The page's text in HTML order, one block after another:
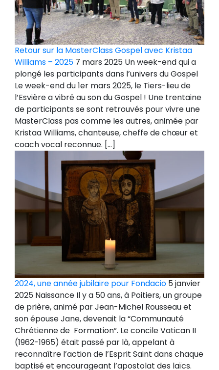
Retour sur la MasterClass Gospel avec Kristaa
Williams – 2025 7 mars 2025 Un week-end qui a
plongé les participants dans l’univers du Gospel
Le week-end du 1er mars 2025, le Tiers-lieu de
l’Esvière a vibré au son du Gospel ! Une trentaine
de participants se sont retrouvés pour vivre une
MasterClass pas comme les autres, animée par
Kristaa Williams, chanteuse, cheffe de chœur et
coach vocal reconnue. […]
2024, une année jubilaire pour Fondacio 5 janvier
2025 Naissance Il y a 50 ans, à Poitiers, un groupe
de prière, animé par Jean-Michel Rousseau et
son épouse Jane, devenait la “Communauté
Chrétienne de Formation”. Le concile Vatican II
(1962-1965) était passé par là, appelant à
reconnaître l’action de l’Esprit Saint dans chaque
baptisé et encourageant l’apostolat des laïcs.